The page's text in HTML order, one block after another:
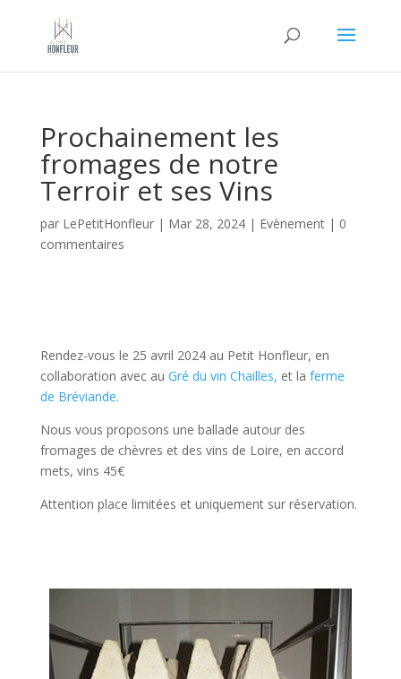
Prochainement les
fromages de notre
Terroir et ses Vins
par LePetitHonfleur| Mar 28, 2024| Evènement| 0
commentaires
Rendez-vous le 25 avril 2024 au Petit Honfleur, en
collaboration avec au Gré du vin Chailles, et la ferme
de Bréviande.
Nous vous proposons une ballade autour des
fromages de chèvres et des vins de Loire, en accord
mets, vins 45€
Attention place limitées et uniquement sur réservation.